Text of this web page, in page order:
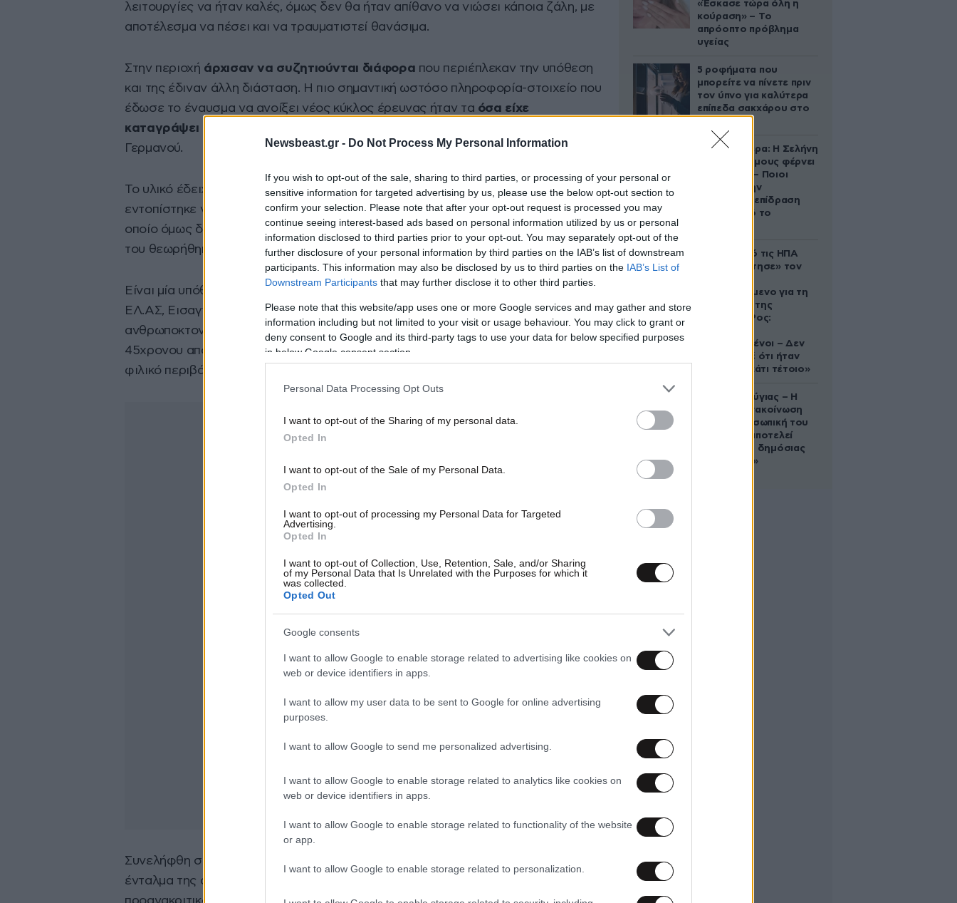
Newsbeast.gr - Do Not Process My Personal Information
If you wish to opt-out of the sale, sharing to third parties, or processing of your personal or
sensitive information for targeted advertising by us, please use the below opt-out section to
confirm your selection. Please note that after your opt-out request is processed you may
continue seeing interest-based ads based on personal information utilized by us or personal
information disclosed to third parties prior to your opt-out. You may separately opt-out of the
further disclosure of your personal information by third parties on the IAB’s list of downstream
participants. This information may also be disclosed by us to third parties on the IAB’s List of
Downstream Participants that may further disclose it to other third parties.
Please note that this website/app uses one or more Google services and may gather and store
information including but not limited to your visit or usage behaviour. You may click to grant or
deny consent to Google and its third-party tags to use your data for below specified purposes
in below Google consent section.
Personal Data Processing Opt Outs
I want to opt-out of the Sharing of my personal data.
Opted In
I want to opt-out of the Sale of my Personal Data.
Opted In
I want to opt-out of processing my Personal Data for Targeted
Advertising.
Opted In
I want to opt-out of Collection, Use, Retention, Sale, and/or Sharing
of my Personal Data that Is Unrelated with the Purposes for which it
was collected.
Opted Out
Google consents
I want to allow Google to enable storage related to advertising like cookies on
web or device identifiers in apps.
I want to allow my user data to be sent to Google for online advertising
purposes.
I want to allow Google to send me personalized advertising.
I want to allow Google to enable storage related to analytics like cookies on
web or device identifiers in apps.
I want to allow Google to enable storage related to functionality of the website
or app.
I want to allow Google to enable storage related to personalization.
λειτουργίες να ήταν καλές, όμως δεν θα ήταν απίθανο να νιώσει κάποια ζάλη, με
αποτέλεσμα να πέσει και να τραυματιστεί θανάσιμα.
Στην περιοχή άρχισαν να συζητιούνται διάφορα που περιέπλεκαν την υπόθεση
και της έδιναν άλλη διάσταση. Η πιο σημαντική ωστόσο πληροφορία-στοιχείο που
έδωσε το έναυσμα να ανοίξει νέος κύκλος έρευνας ήταν τα όσα είχε
καταγράψει κάμερα ασφαλείας στην περιοχή
Γερμανού.
Το υλικό έδειχνε ότι το βράδυ του Σαββάτου, την παραμονή δηλαδή που
εντοπίστηκε νεκρός, ο Κλάους είχε δεχθεί επίσκεψη από φιλικό του πρόσωπο, το
οποίο όμως δεν είχε, όπως περιγράφεται, φυσιολογική συμπεριφορά. Οι κινήσεις
του θεωρήθηκαν ύποπτες.
Είναι μία υπόθεση για την οποία συνεργάστηκαν υποδειγματικά και αθόρυβα
ΕΛ.ΑΣ, Εισαγγελία και ιατροδικαστής. Η υπόθεση αντιμετωπίζεται επισήμως ως
ανθρωποκτονία και ήδη οι αρχές έχουν προχωρήσει στην σύλληψη ενός
45χρονου από την Ιεράπετρα, όπως έχει γράψει το Cretalive, ο οποίος ανήκε στο
φιλικό περιβάλλον του άτυχου Γερμανού.
Συνελήφθη στο πλαίσιο του αυτοφώρου για ένα μαχαίρι μέχρι να εκδοθεί το
ένταλμα της ανθρωποκτονίας. Ο 45χρονος, ο οποίος επισήμως σε επίπεδο
«Έσκασε τώρα όλη η
κούραση» – Το
απρόοπτο πρόβλημα
υγείας
5 ροφήματα που
μπορείτε να πίνετε πριν
τον ύπνο για καλύτερα
επίπεδα σακχάρου στο
Ζώδια σήμερα: Η Σελήνη
στους Διδύμους φέρνει
ανατροπές – Ποιοι
δέχονται την
ευεργετική επίδραση
του Δία από το
Ζευγάρι από τις ΗΠΑ
που «υιοθέτησε» τον
κατηγορούμενο για τη
δολοφονία της
Ελίζαμπεθ Ρος:
συντετριμμένοι – Δεν
έδειξε ποτέ ότι ήταν
ικανός για κάτι τέτοιο»
Χρίστος Κούγιας – Η
αυστηρή ανακοίνωση
για την προσωπική του
ζωή: «Δεν αποτελεί
αντικείμενο δημόσιας
συζήτησης»